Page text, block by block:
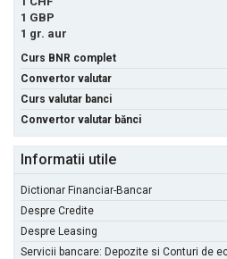
1 GBP
1 gr. aur
Curs BNR complet
Convertor valutar
Curs valutar banci
Convertor valutar bănci
Informatii utile
Dictionar Financiar-Bancar
Despre Credite
Despre Leasing
Servicii bancare: Depozite si Conturi de